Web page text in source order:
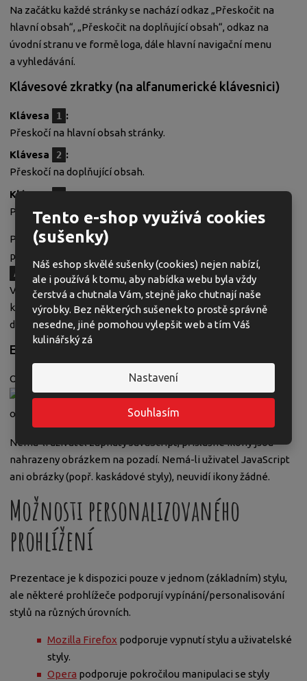
Tento e-shop využívá cookies
(sušenky)
Náš eshop skvělé sušenky (cookies) nejen nabízí,
ale i používá k tomu, aby nabídka webu byla vždy
čerstvá a chutnala Vám, stejně jako chutnají naše
výrobky. Bez některých sušenek to prostě správně
nesedne, jiné pomohou vylepšit web a tím Váš
kulinářský zá
Nastavení
Souhlasím
Na začátku každé stránky se nachází odkaz „Přeskočit na
hlavní obsah“, „Přeskočit na doplňující obsah“, odkaz na
úvodní stranu ve formě loga, dále hlavní navigační menu
a vyhledávání.
Klávesové zkratky (na alfanumerické klávesnici)
Klávesa 1 :
Přeskočí na hlavní obsah stránky.
Klávesa
2 :
Přeskočí na doplňující obsah.
Klávesa
:
Přeskočí na začátek stránky.
Poznámka: Například v
přeskočit na hlavní obsah stisknutím kláves
Alt + 1 Mozilla Firefoxupak Alt + Shift + 1
.
V
Opeřelze vyvolat menu s klávesovými zkratkami pomocí
kombinace kláves Shift + Esc , potom stačí stisknout
danou klávesu, např. 1 .
Externí odkazy a nová okna
Odkazy vedoucí mimo tuto prezentaci jsou označeny ikonou
a odkazy otevírající nové okno jsou
označeny ikonou
.
Nemá-li uživatel zapnutý JavaScript, příslušné ikony jsou
nahrazeny obrázkem na pozadí. Nemá-li uživatel JavaScript
ani obrázky (popř. kaskádové styly), neuvidí ikony žádné.
Možnosti personalizovaného
prohlížení
Prezentace je k dispozici pouze v jednom (základním) stylu,
ale některé prohlížeče podporují vypínání/personalisování
stylů na různých úrovních.
Mozilla Firefox podporuje vypnutí stylu a uživatelské
styly.
Opera podporuje pokročilou manipulaci se styly